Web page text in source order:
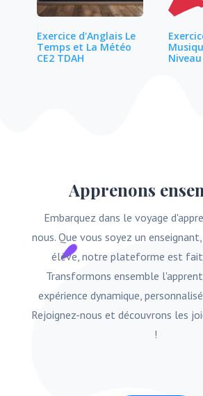
Exercice d'Anglais Le
Temps et La Météo
CE2 TDAH
Apprenons
Embarquez dans le voyage
nous. Que vous soyez un
élève, notre plateforme est
Transformons ensemble
expérience dynamique,
Rejoignez-nous et découvrons les
!